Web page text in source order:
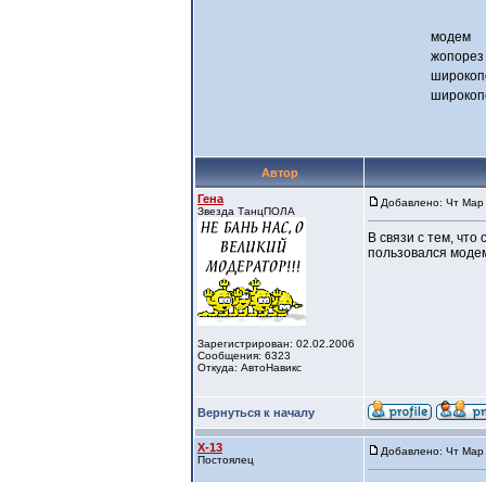
модем
жопорез
Автор
Гена
Звезда ТанцПОЛА
Зарегистрирован: 02.02.2006
Сообщения: 6323
Откуда: АвтоНавикс
Добавлено: Чт
В связи с тем, что
пользовался
Вернуться к началу
X-13
Постоялец
Добавлено: Чт